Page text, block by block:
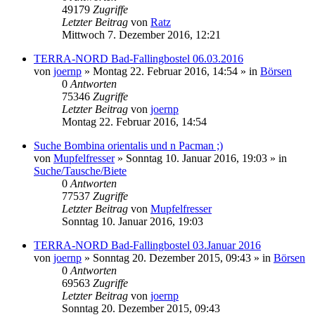
49179 Zugriffe
Letzter Beitrag von Ratz
Mittwoch 7. Dezember 2016, 12:21
TERRA-NORD Bad-Fallingbostel 06.03.2016
von joernp » Montag 22. Februar 2016, 14:54 » in Börsen
0 Antworten
75346 Zugriffe
Letzter Beitrag von joernp
Montag 22. Februar 2016, 14:54
Suche Bombina orientalis und n Pacman ;)
von Mupfelfresser» Sonntag 10. Januar 2016, 19:03 » in
Suche/Tausche/Biete
0 Antworten
77537 Zugriffe
Letzter Beitrag von Mupfelfresser
Sonntag 10. Januar 2016, 19:03
TERRA-NORD Bad-Fallingbostel 03.Januar 2016
von joernp » Sonntag 20. Dezember 2015, 09:43 » in Börsen
0 Antworten
69563 Zugriffe
Letzter Beitrag von joernp
Sonntag 20. Dezember 2015, 09:43